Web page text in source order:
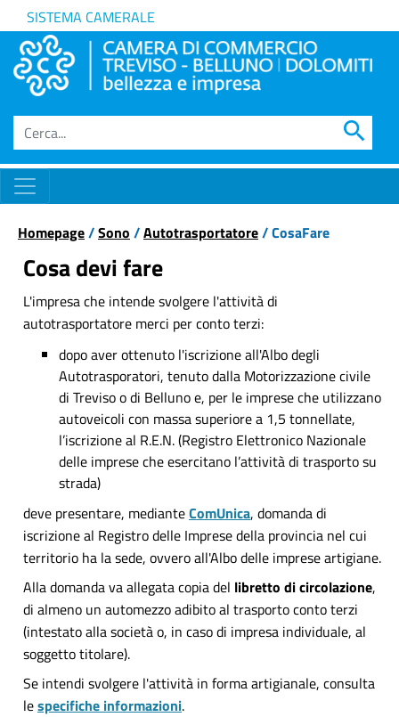
SISTEMA CAMERALE
search
Homepage/Sono /Autotrasportatore/ CosaFare
Cosa devi fare
L'impresa che intende svolgere l'attività di
autotrasportatore merci per conto terzi:
dopo aver ottenuto l'iscrizione all'Albo degli
Autotrasporatori, tenuto dalla Motorizzazione civile
di Treviso o di Belluno e, per le imprese che utilizzano
autoveicoli con massa superiore a 1,5 tonnellate,
l’iscrizione al R.E.N. (Registro Elettronico Nazionale
delle imprese che esercitano l’attività di trasporto su
strada)
deve presentare, medianteComUnica, domanda di
iscrizione al Registro delle Imprese della provincia nel cui
territorio ha la sede, ovvero all'Albo delle imprese artigiane.
Alla domanda va allegata copia del libretto di circolazione,
di almeno un automezzo adibito al trasporto conto terzi
(intestato alla società o, in caso di impresa individuale, al
soggetto titolare).
Se intendi svolgere l'attività in forma artigianale, consulta
lespecifiche informazioni.